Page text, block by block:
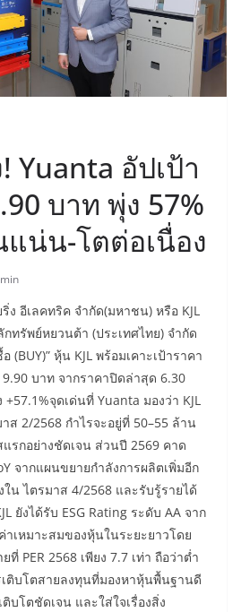
Yuanta อัปเป้า
บาท พุ่ง 57%
น่น-โตต่อเนื่อง
ง อีเลคทริค จำกัด(มหาชน) หรือ KJL
ทรัพย์หยวนต้า (ประเทศไทย) จำกัด
(BUY)” หุ้น KJL พร้อมเคาะเป้าราคา
บาท จากราคาปิดล่าสุด 6.30
จุดเด่นที่ Yuanta มองว่า KJL
ส 2/2568 กำไรจะอยู่ที่ 50–55 ล้าน
รกอย่างชัดเจน ส่วนปี 2569 คาด
จากแผนขยายกำลังการผลิตเพิ่มอีก
ใน ไตรมาส 4/2568 และรับรู้รายได้
ยังได้รับ ESG Rating ระดับ AA จาก
เหมาะสมของหุ้นในระยะยาวโดย
PER 2568 เพียง 7.7 เท่า ถือว่าต่ำ
เติบโตสายลงทุนที่มองหาหุ้นพื้นฐานดี
บโตชัดเจน และใส่ใจเรื่องสิ่ง